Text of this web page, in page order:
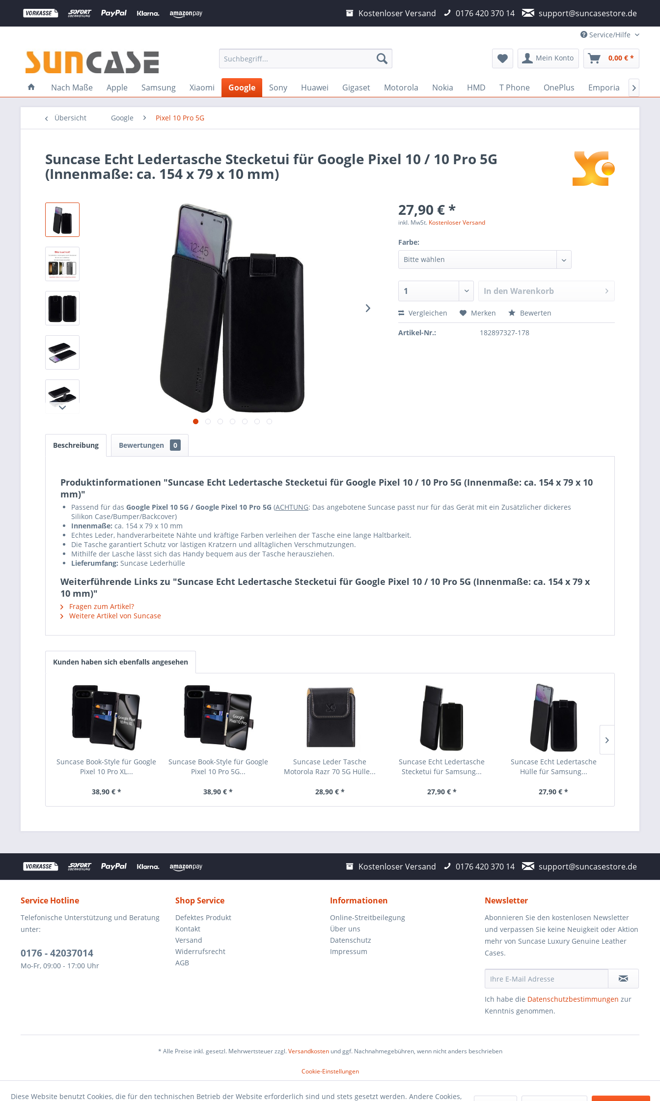
Kostenloser Versand 0176 420 370 14 support@suncasestore.de
Service/Hilfe
Mein Konto 0,00 € *
Nach Maße Apple Samsung Xiaomi Google Sony Huawei Gigaset Motorola Nokia HMD T Phone OnePlus Emporia 
Übersicht Google Pixel 10 Pro 5G
Suncase Echt Ledertasche Stecketui für Google Pixel 10 / 10 Pro 5G
(Innenmaße: ca. 154 x 79 x 10 mm)
27,90 € *
inkl. MwSt. Kostenloser Versand
Farbe:
In den Warenkorb
Vergleichen Merken Bewerten
Artikel-Nr.: 182897327-178
Beschreibung Bewertungen 0
Produktinformationen "Suncase Echt Ledertasche Stecketui für Google Pixel 10 / 10 Pro 5G (Innenmaße: ca. 154 x 79 x 10
mm)"
Passend für das Google Pixel 10 5G / Google Pixel 10 Pro 5G (ACHTUNG: Das angebotene Suncase passt nur für das Gerät mit ein Zusätzlicher dickeres
Silikon Case/Bumper/Backcover)
Innenmaße: ca. 154 x 79 x 10 mm
Echtes Leder, handverarbeitete Nähte und kräftige Farben verleihen der Tasche eine lange Haltbarkeit.
Die Tasche garantiert Schutz vor lästigen Kratzern und alltäglichen Verschmutzungen.
Mithilfe der Lasche lässt sich das Handy bequem aus der Tasche herausziehen.
Lieferumfang: Suncase Lederhülle
Weiterführende Links zu "Suncase Echt Ledertasche Stecketui für Google Pixel 10 / 10 Pro 5G (Innenmaße: ca. 154 x 79 x
10 mm)"
Fragen zum Artikel?
Weitere Artikel von Suncase
Kunden haben sich ebenfalls angesehen
Suncase Book-Style für Google
Pixel 10 Pro XL...
38,90 € *
Suncase Book-Style für Google
Pixel 10 Pro 5G...
38,90 € *
Suncase Leder Tasche
Motorola Razr 70 5G Hülle...
28,90 € *
Suncase Echt Ledertasche
Stecketui für Samsung...
27,90 € *
Suncase Echt Ledertasche
Hülle für Samsung...
27,90 € *
Kostenloser Versand 0176 420 370 14 support@suncasestore.de
Service Hotline
Telefonische Unterstützung und Beratung
unter:
0176 - 42037014
Mo-Fr, 09:00 - 17:00 Uhr
Shop Service
Defektes Produkt
Kontakt
Versand
Widerrufsrecht
AGB
Informationen
Online-Streitbeilegung
Über uns
Datenschutz
Impressum
Newsletter
Abonnieren Sie den kostenlosen Newsletter
und verpassen Sie keine Neuigkeit oder Aktion
mehr von Suncase Luxury Genuine Leather
Cases.
Ich habe die Datenschutzbestimmungen zur
Kenntnis genommen.
* Alle Preise inkl. gesetzl. Mehrwertsteuer zzgl.Versandkostenund ggf. Nachnahmegebühren, wenn nicht anders beschrieben
Cookie-Einstellungen
Diese Website benutzt Cookies, die für den technischen Betrieb der Website erforderlich sind und stets gesetzt werden. Andere Cookies,